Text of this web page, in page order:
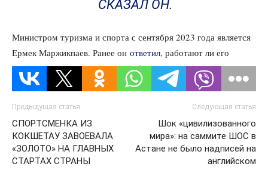
СКАЗАЛ ОН.
Министром туризма и спорта с сентября 2023 года является
Ермек Маржикпаев. Ранее он ответил, работают ли его
родственники в туристическом бизнесе.
Предыдущая статья
СПОРТСМЕНКА ИЗ
КОКШЕТАУ ЗАВОЕВАЛА
«ЗОЛОТО» НА ГЛАВНЫХ
СТАРТАХ СТРАНЫ
Следующая статья
Шок «цивилизованного
мира»: на саммите ШОС в
Астане не было надписей на
английском